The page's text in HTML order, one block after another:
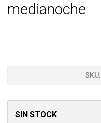
medianoche
SKU:
SIN STOCK